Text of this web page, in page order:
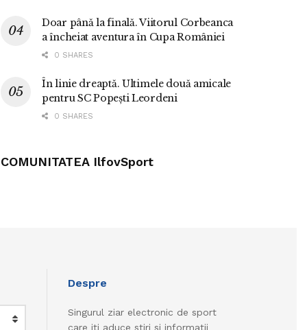
Doar până la finală. Viitorul Corbeanca
a încheiat aventura în Cupa României
0 SHARES
În linie dreaptă. Ultimele două amicale
pentru SC Popești Leordeni
0 SHARES
COMUNITATEA IlfovSport
Despre
Singurul ziar electronic de sport
care iti aduce stiri si informatii